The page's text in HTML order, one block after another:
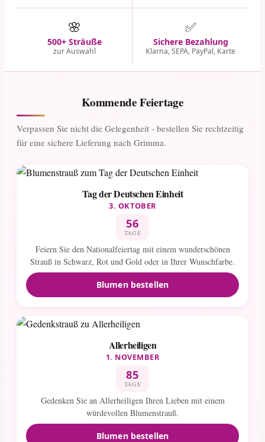
🌸
500+ Sträuße
zur Auswahl
✅
Sichere Bezahlung
Klarna, SEPA, PayPal, Karte
Kommende Feiertage
Verpassen Sie nicht die Gelegenheit - bestellen Sie rechtzeitig
für eine sichere Lieferung nach Grimma.
Tag der Deutschen Einheit
3. OKTOBER
56
TAGE
Feiern Sie den Nationalfeiertag mit einem wunderschönen
Strauß in Schwarz, Rot und Gold oder in Ihrer Wunschfarbe.
Blumen bestellen
Allerheiligen
1. NOVEMBER
85
TAGE
Gedenken Sie an Allerheiligen Ihren Lieben mit einem
würdevollen Blumenstrauß.
Blumen bestellen